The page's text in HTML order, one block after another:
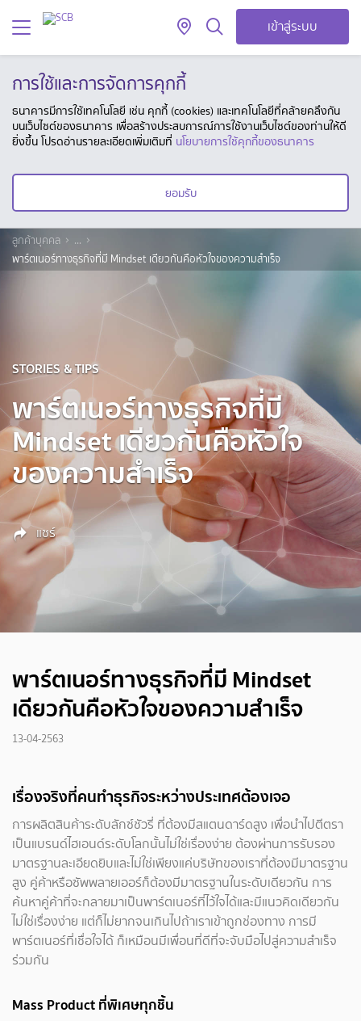
เข้าสู่ระบบ
การใช้และการจัดการคุกกี้
ธนาคารมีการใช้เทคโนโลยี เช่น คุกกี้ (cookies) และเทคโนโลยีที่คล้ายคลึงกัน
บนเว็บไซต์ของธนาคาร เพื่อสร้างประสบการณ์การใช้งานเว็บไซต์ของท่านให้ดี
ยิ่งขึ้น โปรดอ่านรายละเอียดเพิ่มเติมที่ นโยบายการใช้คุกกี้ของธนาคาร
ยอมรับ
ลูกค้าบุคคล
...
พาร์ตเนอร์ทางธุรกิจที่มี Mindset เดียวกันคือหัวใจของความสำเร็จ
STORIES & TIPS
พาร์ตเนอร์ทางธุรกิจที่มี
Mindset เดียวกันคือหัวใจ
ของความสำเร็จ
แชร์
พาร์ตเนอร์ทางธุรกิจที่มี Mindset
เดียวกันคือหัวใจของความสำเร็จ
13-04-2563
เรื่องจริงที่คนทำธุรกิจระหว่างประเทศต้องเจอ
การผลิตสินค้าระดับลักซ์ชัวรี่ ที่ต้องมีสแตนดาร์ดสูง เพื่อนำไปตีตรา
เป็นแบรนด์ไฮเอนด์ระดับโลกนั้นไม่ใช่เรื่องง่าย ต้องผ่านการรับรอง
มาตรฐานละเอียดยิบและไม่ใช่เพียงแค่บริษัทของเราที่ต้องมีม­าตรฐาน
สูง คู่ค้าหรือซัพพลายเออร์ก็ต้องมีมาตรฐานในระดับเดียวกัน การ
ค้นหาคู่ค้าที่จะกลายมาเป็นพาร์ตเนอร์ที่ไว้ใจได้และมีแนวคิดเดียวกัน
ไม่ใช่เรื่องง่าย แต่ก็ไม่ยากจนเกินไปถ้าเราเข้าถูกช่องทาง การมี
พาร์ตเนอร์ที่เชื่อใจได้ ก็เหมือนมีเพื่อนที่ดีที่จะจับมือไปสู่ความสำเร็จ
ร่วมกัน
Mass Product ที่พิเศษทุกชิ้น